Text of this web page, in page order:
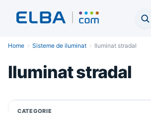
Home › Sisteme de iluminat › Iluminat stradal
Iluminat stradal
CATEGORIE